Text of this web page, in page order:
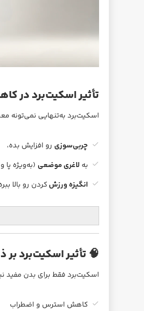
تأثیر اسکیت‌برد در
اسکیت‌برد به‌تنهایی نمی‌تونه
چربی‌سوزی رو افزایش بده،
به لاغری موضعی (به‌ویژه
انگیزه ورزش کردن رو بالا
🧠 تأثیر اسکیت‌برد بر
اسکیت‌برد فقط برای بدن مفید
کاهش استرس و اضطراب